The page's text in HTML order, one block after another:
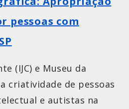
pessoas com
(IJC) e Museu da
criatividade de pessoas
e autistas na